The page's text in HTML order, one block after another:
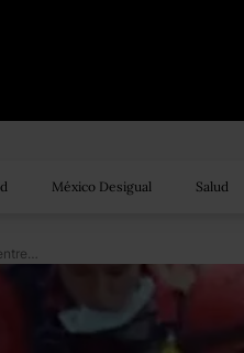
México Desigual Salud
Rescatan a bebé de dos semanas entre los escombros de Turquía